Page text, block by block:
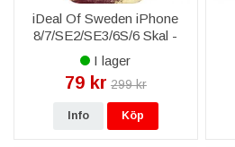
iDeal Of Sweden iPhone
8/7/SE2/SE3/6S/6 Skal -
Golden Burgundy Marble
I lager
79 kr 299 kr
Info Köp